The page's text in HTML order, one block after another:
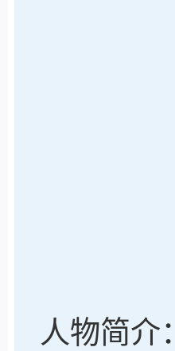
人物简介